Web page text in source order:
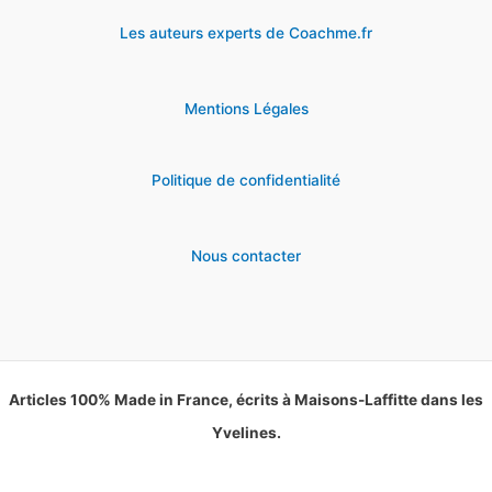
Les auteurs experts de Coachme.fr
Mentions Légales
Politique de confidentialité
Nous contacter
Articles 100% Made in France, écrits à Maisons-Laffitte dans les
Yvelines.